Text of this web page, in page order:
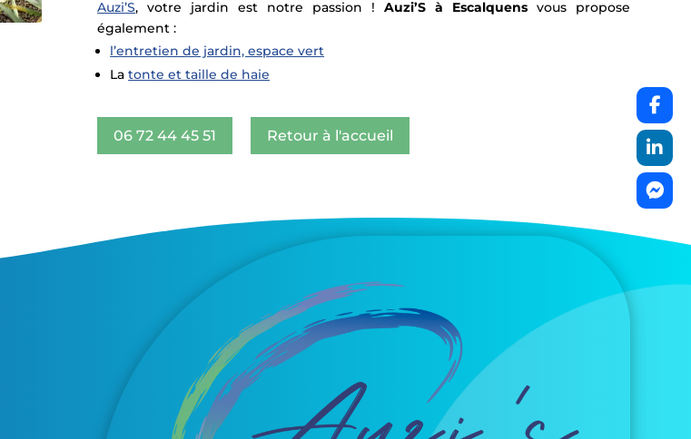
Auzi’S, votre jardin est notre passion ! Auzi’S à Escalquensvous propose
également :
l’entretien de jardin, espace vert
Latonte et taille de haie
06 72 44 45 51 Retour à l'accueil